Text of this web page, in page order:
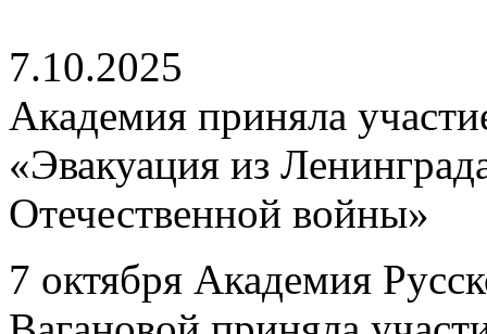
7.10.2025
Академия приняла
«Эвакуация из
Отечественной войны»
7 октября Академия